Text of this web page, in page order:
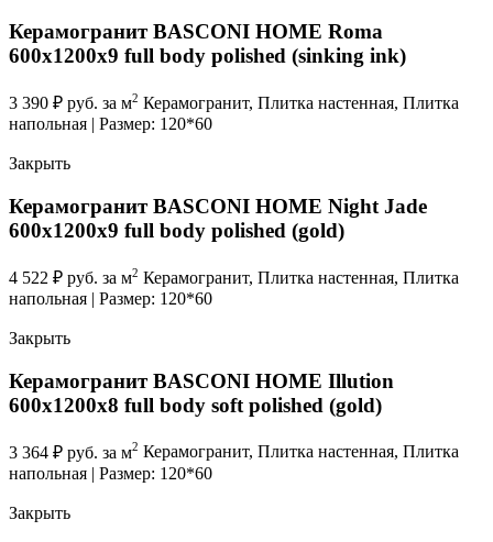
Керамогранит BASCONI HOME Roma
600x1200x9 full body polished (sinking ink)
3 390 ₽ руб. за м2 Керамогранит, Плитка настенная, Плитка
напольная | Размер: 120*60
Закрыть
Керамогранит BASCONI HOME Night Jade
600x1200x9 full body polished (gold)
4 522 ₽ руб. за м2 Керамогранит, Плитка настенная, Плитка
напольная | Размер: 120*60
Закрыть
Керамогранит BASCONI HOME Illution
600x1200x8 full body soft polished (gold)
3 364 ₽ руб. за м2 Керамогранит, Плитка настенная, Плитка
напольная | Размер: 120*60
Закрыть